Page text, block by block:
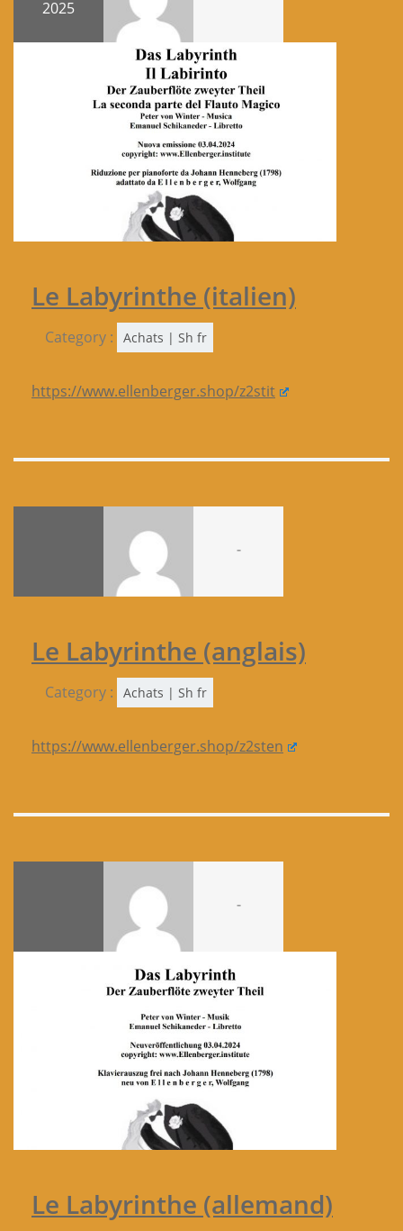
2025
Le Labyrinthe (italien)
Category : Achats | Sh fr
https://www.ellenberger.shop/z2stit
-
Le Labyrinthe (anglais)
Category : Achats | Sh fr
https://www.ellenberger.shop/z2sten
-
Le Labyrinthe (allemand)